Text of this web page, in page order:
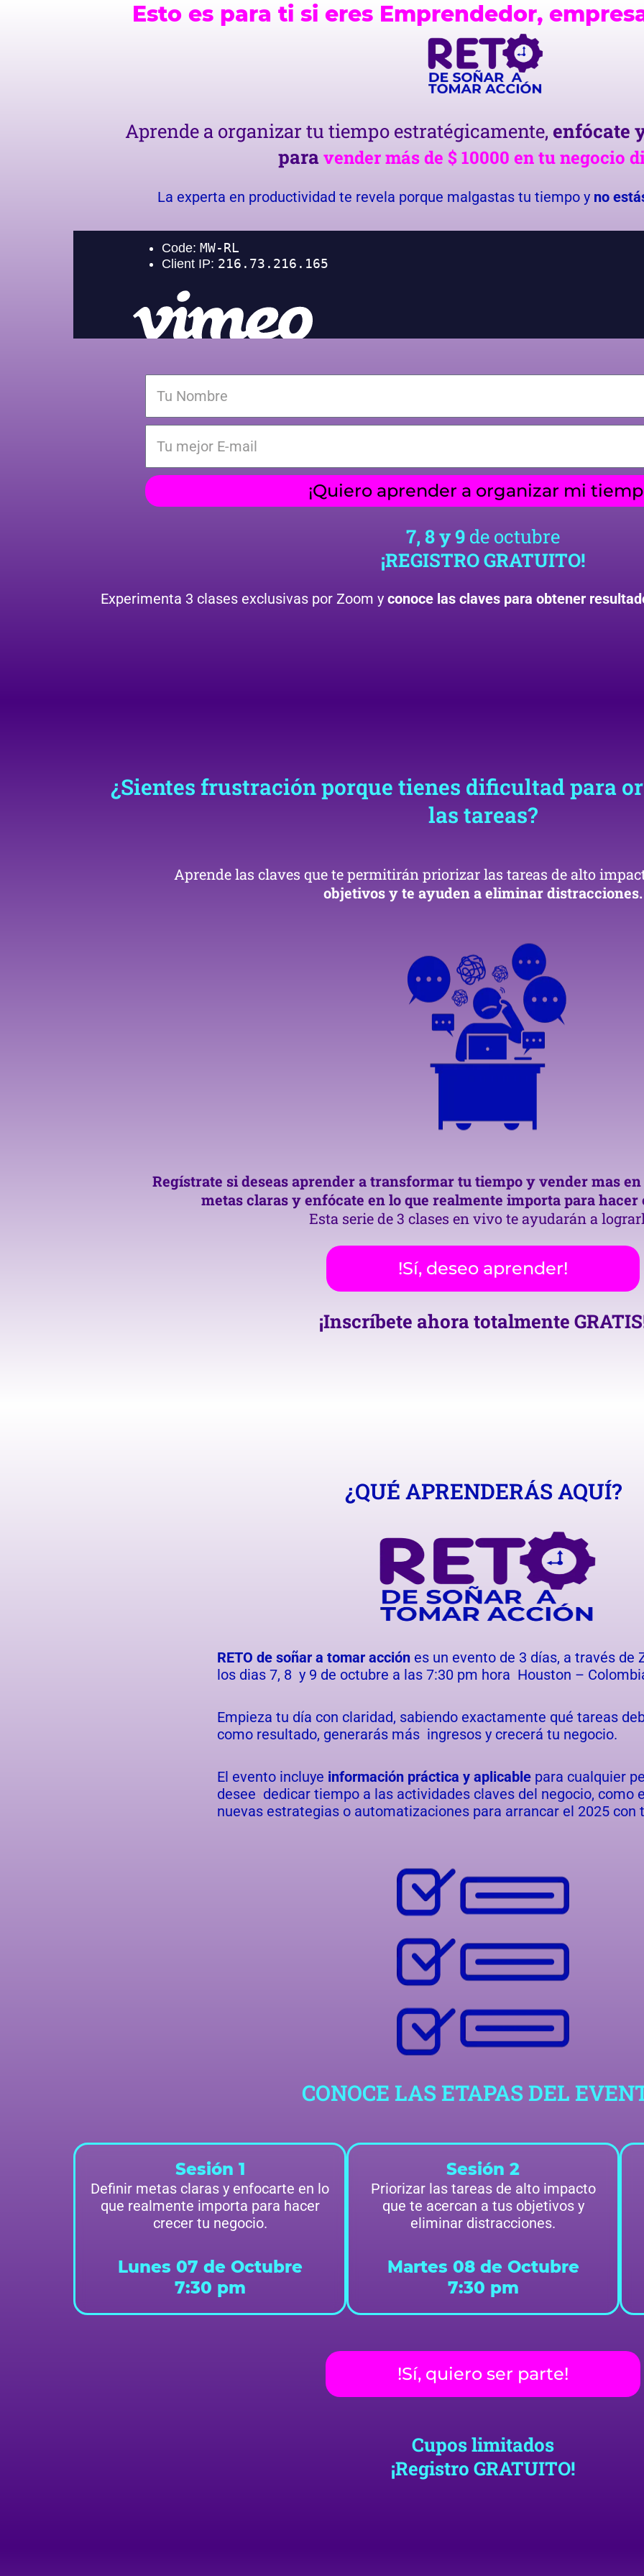
Esto es para ti si eres Emprendedor,
Aprende a organizar tu tiempo estratégicamente, enfócate
paravender más de $ 10000 en tu negocio
La experta en productividad te revela porque malgastas tu tiempo y no
¡Quiero aprender a organizar mi
7, 8 y 9 de octubre
¡REGISTRO GRATUITO!
Experimenta 3 clases exclusivas por Zoom y conoce las claves para obtener
¿Sientes frustración porque tienes dificultad para
las tareas?
Aprende las claves que te permitirán priorizar las tareas de alto
objetivos y te ayuden a eliminar distracciones.
Regístrate si deseas aprender a transformar tu tiempo y vender mas
metas claras y enfócate en lo que realmente importa para
Esta serie de 3 clases en vivo te ayudarán a
!Sí, deseo aprender!
¡Inscríbete ahora totalmente
¿QUÉ APRENDERÁS AQUÍ?
RETO de soñar a tomar acción es un evento de 3 días, a través de
los dias 7, 8 y 9 de octubre a las 7:30 pm hora Houston –
Empieza tu día con claridad, sabiendo exactamente qué tareas
como resultado, generarás más ingresos y crecerá tu negocio.
El evento incluye información práctica y aplicable para cualquier
desee dedicar tiempo a las actividades claves del negocio, como
nuevas estrategias o automatizaciones para arrancar el 2025 con
CONOCE LAS ETAPAS DEL
Sesión 1
Definir metas claras y enfocarte en lo
que realmente importa para hacer
crecer tu negocio.
Lunes 07 de Octubre
7:30 pm
Sesión 2
Priorizar las tareas de alto impacto
que te acercan a tus objetivos y
eliminar distracciones.
Martes 08 de Octubre
7:30 pm
!Sí, quiero ser parte!
Cupos limitados
¡Registro GRATUITO!